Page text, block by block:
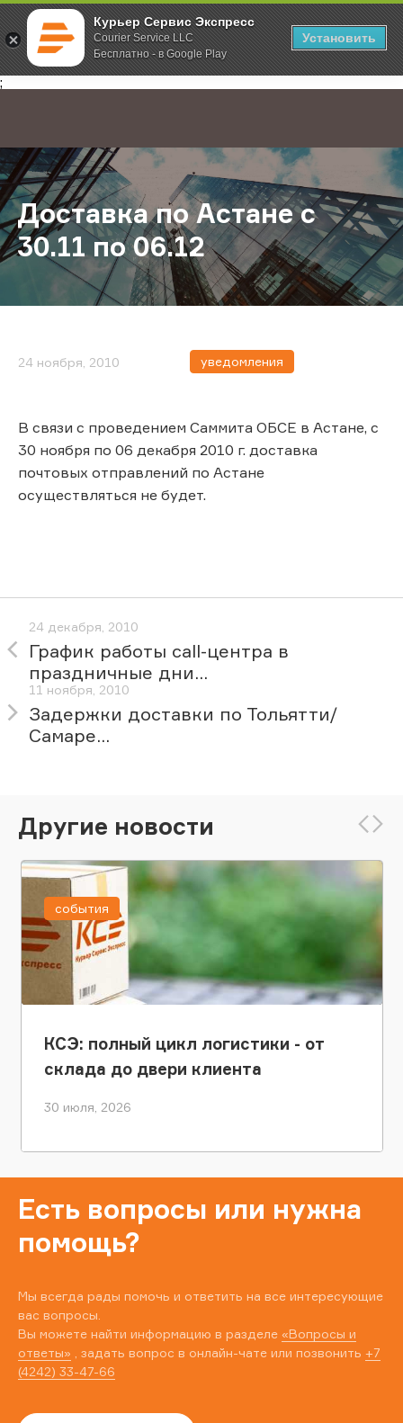
Курьер Сервис Экспресс
Courier Service LLC
Бесплатно - в Google Play
Установить
;
Главная О компании Новости Доставка по Астане с 30.11 по
Доставка по Астане с
30.11 по 06.12
24 ноября, 2010 уведомления
В связи с проведением Саммита ОБСЕ в Астане, с
30 ноября по 06 декабря 2010 г. доставка
почтовых отправлений по Астане
осуществляться не будет.
24 декабря, 2010
График работы call-центра в
праздничные дни...
11 ноября, 2010
Задержки доставки по Тольятти/
Самаре...
Другие новости
КСЭ: полный цикл логистики - от
склада до двери клиента
30 июля, 2026
события
Есть вопросы или нужна
помощь?
Мы всегда рады помочь и ответить на все интересующие
вас вопросы.
Вы можете найти информацию в разделе «Вопросы и
ответы» , задать вопрос в онлайн-чате или позвонить +7
(4242) 33-47-66